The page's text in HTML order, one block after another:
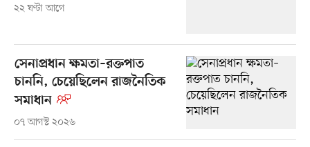
২২ ঘণ্টা আগে
সেনাপ্রধান ক্ষমতা–রক্তপাত
চাননি, চেয়েছিলেন রাজনৈতিক
সমাধান
০৭ আগস্ট ২০২৬